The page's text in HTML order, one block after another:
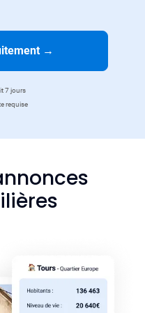
→
7 jours
requise